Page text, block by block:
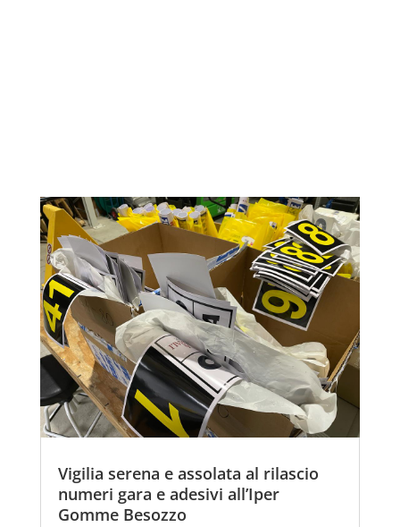
Vigilia serena e assolata al rilascio
numeri gara e adesivi all’Iper
Gomme Besozzo